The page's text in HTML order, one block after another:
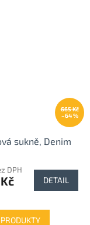
665 Kč
–64 %
sukně, Denim
DPH
DETAIL